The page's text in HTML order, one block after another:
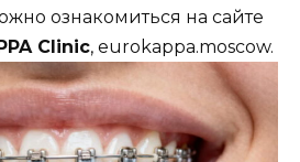
ознакомиться на сайте
Clinic, eurokappa.moscow.